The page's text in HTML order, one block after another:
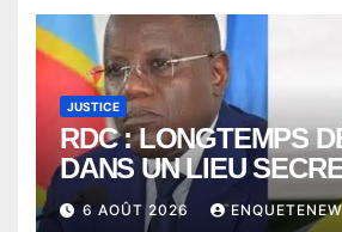
JUSTICE
RDC : LONGTEMPS
DANS UN LIEU
MINAKU ET
6 AOÛT 2026